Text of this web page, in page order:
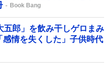
Book Bang
五郎」を飲み干しゲロまみ
情を失くした」子供時代